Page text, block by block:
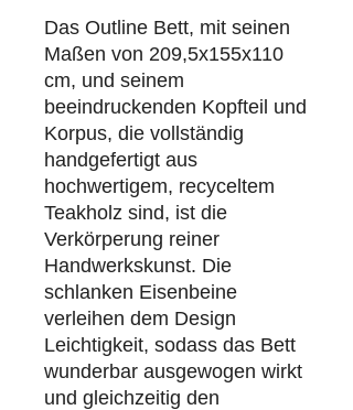
Das Outline Bett, mit seinen
Maßen von 209,5x155x110
cm, und seinem
beeindruckenden Kopfteil und
Korpus, die vollständig
handgefertigt aus
hochwertigem, recyceltem
Teakholz sind, ist die
Verkörperung reiner
Handwerkskunst. Die
schlanken Eisenbeine
verleihen dem Design
Leichtigkeit, sodass das Bett
wunderbar ausgewogen wirkt
und gleichzeitig den